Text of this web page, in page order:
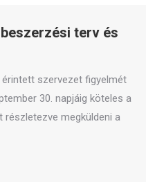
terv és
érintett szervezet figyelmét
30. napjáig köteles a
megküldeni a